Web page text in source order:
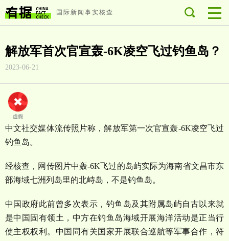
国际新闻事实核查
解放军首次官宣轰-6K凌空飞过钓鱼岛？
2023-06-21
中文社交媒体流传照片称，解放军第一次官宣轰-6K凌空飞过
钓鱼岛。
经核查，网传图片中轰-6K飞过的岛屿实际为海南省文昌市东
部海域七洲列岛里的北峙岛，不是钓鱼岛。
中国政府此前曾多次表示，钓鱼岛及其附属岛屿自古以来就
是中国固有领土，中方在钓鱼岛海域开展海洋活动是正当行
使主权权利。中国同有关国家开展联合巡航等军事合作，符